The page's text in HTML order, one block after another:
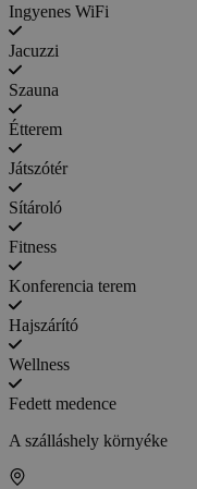
Ingyenes WiFi
Jacuzzi
Szauna
Étterem
Játszótér
Sítároló
Fitness
Konferencia terem
Hajszárító
Wellness
Fedett medence
A szálláshely környéke